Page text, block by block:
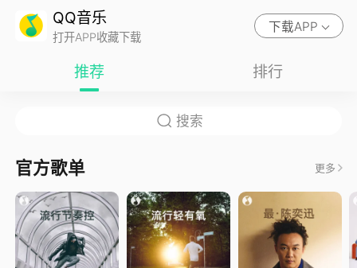
QQ音乐
打开APP收藏下载
下载APP
推荐 排行
官方歌单 更多